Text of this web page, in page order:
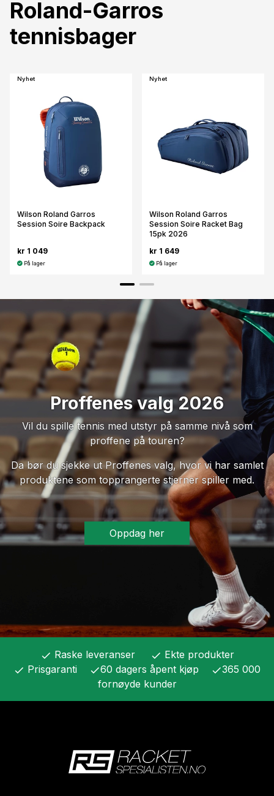
Roland-Garros
tennisbager
Nyhet
Wilson Roland Garros
Session Soire Backpack
kr 1 049
På lager
Nyhet
Wilson Roland Garros
Session Soire Racket Bag
15pk 2026
kr 1 649
På lager
Proffenes valg 2026
Vil du spille tennis med utstyr på samme nivå som
proffene på touren?
Da bør du sjekke ut Proffenes valg, hvor vi har samlet
produktene som topprangerte stjerner spiller med.
Oppdag her
check Raske leveranser check Ekte produkter
check Prisgaranti check60 dagers åpent kjøp check365 000
fornøyde kunder